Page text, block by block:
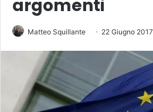
argomenti
Matteo Squillante 22 Giugno 2017